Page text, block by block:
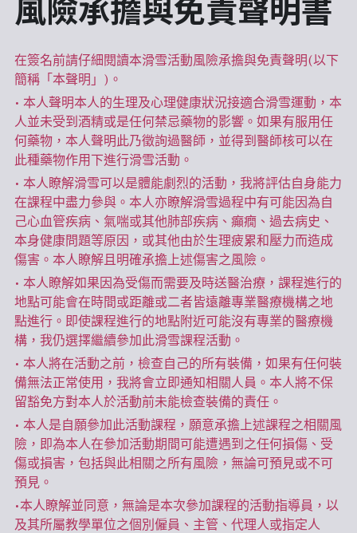
在簽名前請仔細閱讀本滑雪活動風險承擔與免責聲明(以下
簡稱「本聲明」)。
• 本人聲明本人的生理及心理健康狀況接適合滑雪運動，本
人並未受到酒精或是任何禁忌藥物的影響。如果有服用任
何藥物，本人聲明此乃徵詢過醫師，並得到醫師核可以在
此種藥物作用下進行滑雪活動。
• 本人瞭解滑雪可以是體能劇烈的活動，我將評估自身能力
在課程中盡力參與。本人亦瞭解滑雪過程中有可能因為自
己心血管疾病、氣喘或其他肺部疾病、癲癇、過去病史、
本身健康問題等原因，或其他由於生理疲累和壓力而造成
傷害。本人瞭解且明確承擔上述傷害之風險。
• 本人瞭解如果因為受傷而需要及時送醫治療，課程進行的
地點可能會在時間或距離或二者皆遠離專業醫療機構之地
點進行。即使課程進行的地點附近可能沒有專業的醫療機
構，我仍選擇繼續參加此滑雪課程活動。
• 本人將在活動之前，檢查自己的所有裝備，如果有任何裝
備無法正常使用，我將會立即通知相關人員。本人將不保
留豁免方對本人於活動前未能檢查裝備的責任。
• 本人是自願參加此活動課程，願意承擔上述課程之相關風
險，即為本人在參加活動期間可能遭遇到之任何損傷、受
傷或損害，包括與此相關之所有風險，無論可預見或不可
預見。
•本人瞭解並同意，無論是本次參加課程的活動指導員，以
及其所屬教學單位之個別僱員、主管、代理人或指定人